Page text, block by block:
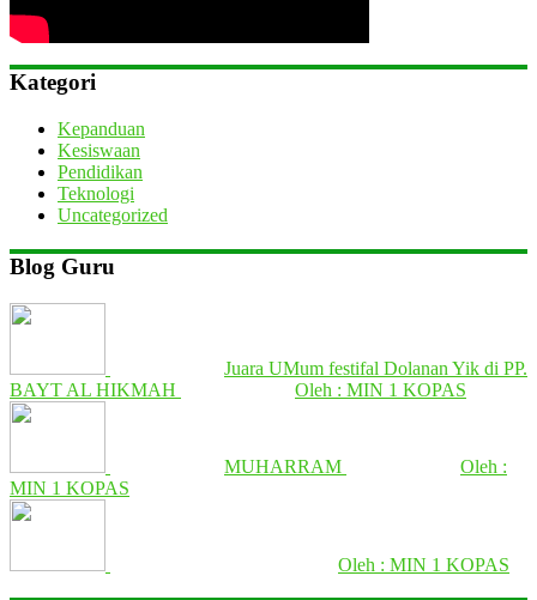
Kategori
Kepanduan
Kesiswaan
Pendidikan
Teknologi
Uncategorized
Blog Guru
Juara UMum festifal Dolanan Yik di PP.
BAYT AL HIKMAH
Oleh : MIN 1 KOPAS
MUHARRAM
Oleh :
MIN 1 KOPAS
Oleh : MIN 1 KOPAS